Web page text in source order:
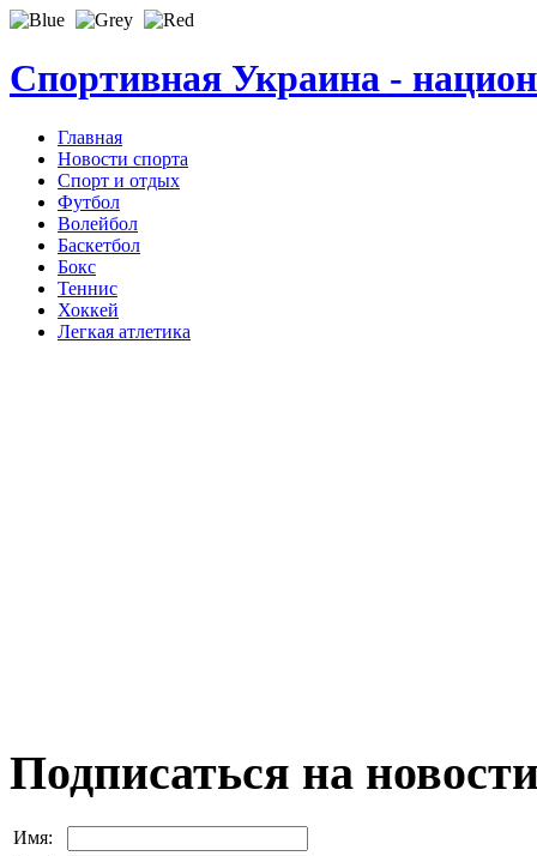
Спортивная Украина -
Главная
Новости спорта
Спорт и отдых
Футбол
Волейбол
Баскетбол
Бокс
Теннис
Хоккей
Легкая атлетика
Подписаться на
Имя: